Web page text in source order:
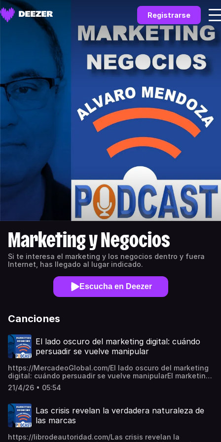
Registrarse
Marketing y Negocios
Si te interesa el marketing y los negocios dentro y fuera
Internet, has llegado al lugar indicado.
Escucha en Deezer
Canciones
El lado oscuro del marketing digital: cuándo
persuadir se vuelve manipular
https://MercadeoGlobal.com/El lado oscuro del marketing
digital: cuándo persuadir se vuelve manipularEl marketing
digital puede ser una herramienta poderosa para conectar
y generar valor, pero también puede cruzar una línea
psicológica disfrazadas de persuasión. En este video se
explica cómo principios históricos de propaganda todavía
aparecen en estrategias actuales como la urgencia
atrás o la falsa autoridad, y por qué aunque esas técnicas
21/4/26 • 05:54
Las crisis revelan la verdadera naturaleza de
las marcas
https://librodeautoridad.com/Las crisis revelan la